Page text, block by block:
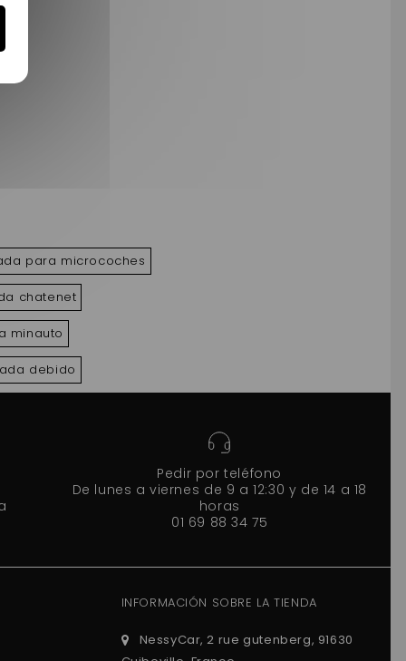
para microcoches
chatenet
minauto
debido
Pedir por teléfono
De lunes a viernes de 9 a 12:30 y de 14 a 18
horas
01 69 88 34 75
INFORMACIÓN SOBRE LA TIENDA
NessyCar, 2 rue gutenberg, 91630